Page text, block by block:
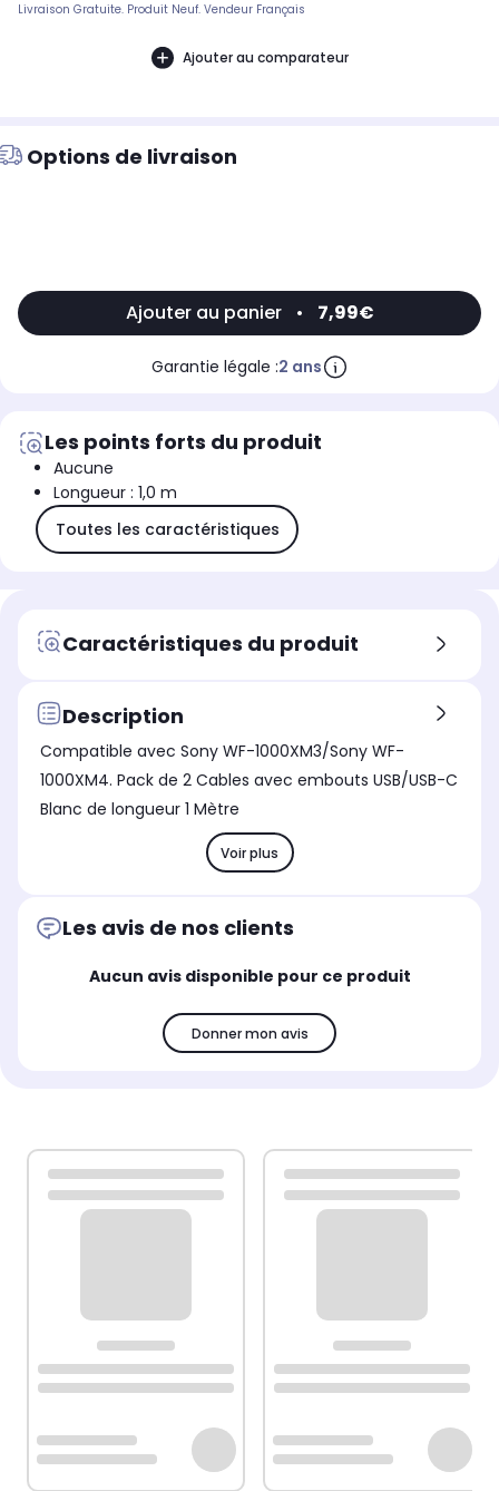
Livraison Gratuite. Produit Neuf. Vendeur Français
Ajouter au comparateur
Options de livraison
Ajouter au panier • 7,99€
Garantie légale :2 ans
Les points forts du produit
Aucune
Longueur : 1,0 m
Toutes les caractéristiques
Caractéristiques du produit
Description
Compatible avec Sony WF-1000XM3/Sony WF-
1000XM4. Pack de 2 Cables avec embouts USB/USB-C
Blanc de longueur 1 Mètre
Voir plus
Les avis de nos clients
Aucun avis disponible pour ce produit
Donner mon avis